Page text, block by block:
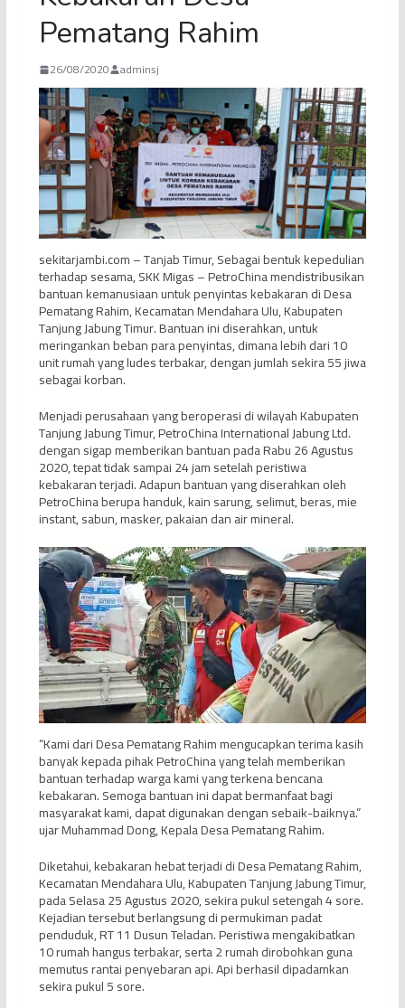
Pematang Rahim
26/08/2020 adminsj
sekitarjambi.com – Tanjab Timur, Sebagai bentuk kepedulian
terhadap sesama, SKK Migas – PetroChina mendistribusikan
bantuan kemanusiaan untuk penyintas kebakaran di Desa
Pematang Rahim, Kecamatan Mendahara Ulu, Kabupaten
Tanjung Jabung Timur. Bantuan ini diserahkan, untuk
meringankan beban para penyintas, dimana lebih dari 10
unit rumah yang ludes terbakar, dengan jumlah sekira 55 jiwa
sebagai korban.
Menjadi perusahaan yang beroperasi di wilayah Kabupaten
Tanjung Jabung Timur, PetroChina International Jabung Ltd.
dengan sigap memberikan bantuan pada Rabu 26 Agustus
2020, tepat tidak sampai 24 jam setelah peristiwa
kebakaran terjadi. Adapun bantuan yang diserahkan oleh
PetroChina berupa handuk, kain sarung, selimut, beras, mie
instant, sabun, masker, pakaian dan air mineral.
“Kami dari Desa Pematang Rahim mengucapkan terima kasih
banyak kepada pihak PetroChina yang telah memberikan
bantuan terhadap warga kami yang terkena bencana
kebakaran. Semoga bantuan ini dapat bermanfaat bagi
masyarakat kami, dapat digunakan dengan sebaik-baiknya.”
ujar Muhammad Dong, Kepala Desa Pematang Rahim.
Diketahui, kebakaran hebat terjadi di Desa Pematang Rahim,
Kecamatan Mendahara Ulu, Kabupaten Tanjung Jabung Timur,
pada Selasa 25 Agustus 2020, sekira pukul setengah 4 sore.
Kejadian tersebut berlangsung di permukiman padat
penduduk, RT 11 Dusun Teladan. Peristiwa mengakibatkan
10 rumah hangus terbakar, serta 2 rumah dirobohkan guna
memutus rantai penyebaran api. Api berhasil dipadamkan
sekira pukul 5 sore.